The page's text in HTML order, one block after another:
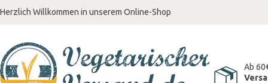
Herzlich Willkommen in unserem Online-Shop
Ab